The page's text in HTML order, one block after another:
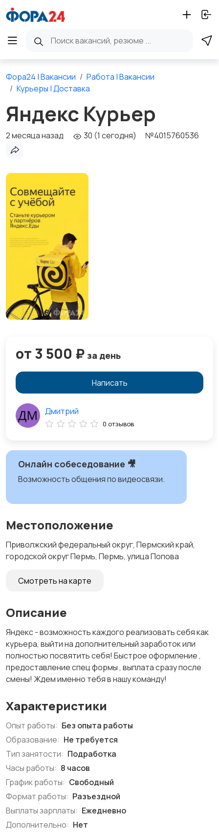
Фора24 | Вакансии
Работа | Вакансии
Курьеры | Доставка
Яндекс Курьер
2 месяца назад 30 (1 сегодня) №4015760536
Онлайн собеседование 🎥
Возможность общения по видеосвязи.
Местоположение
Приволжский федеральный округ, Пермский край,
городской округ Пермь, Пермь, улица Попова
Смотреть на карте
Описание
Яндекс - возможность каждого реализовать себя как
курьера, выйти на дополнительный заработок или
полностью посвятить себя! Быстрое оформление ,
предоставление спец формы , выплата сразу после
смены! Ждем именно тебя в нашу команду!
Характеристики
Опыт работы: Без опыта работы
Образование: Не требуется
Тип занятости: Подработка
Часы работы: 8 часов
График работы: Свободный
Формат работы: Разъездной
Выплаты зарплаты: Ежедневно
Дополнительно: Нет
от 3 500 ₽ за день
Написать
Дмитрий
0 отзывов